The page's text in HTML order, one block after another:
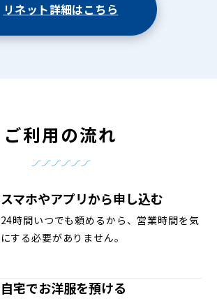
リネット詳細はこちら
ご利用の流れ
スマホやアプリから申し込む
24時間いつでも頼めるから、営業時間を気
にする必要がありません。
自宅でお洋服を預ける